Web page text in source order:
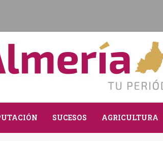
SUCESOS AGRICULTURA